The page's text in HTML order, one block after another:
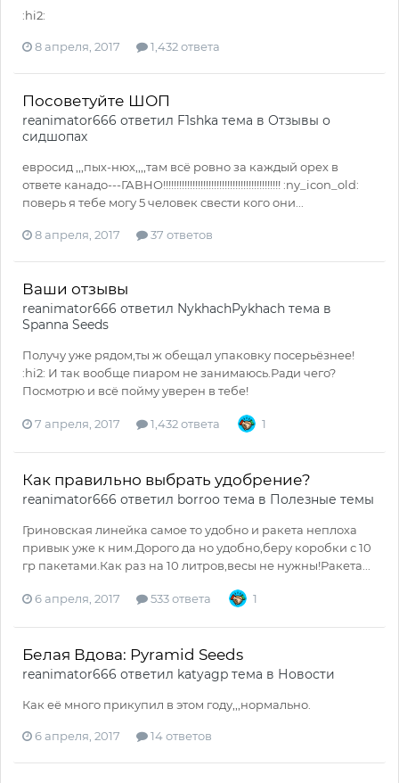
:hi2:
8 апреля, 2017 1,432 ответа
Посоветуйте ШОП
reanimator666 ответил F1shka тема в Отзывы о
сидшопах
евросид ,,,пых-нюх,,,,там всё ровно за каждый орех в
ответе канадо---ГАВНО!!!!!!!!!!!!!!!!!!!!!!!!!!!!!!!!!!!!!!!!!!!! :ny_icon_old:
поверь я тебе могу 5 человек свести кого они...
8 апреля, 2017 37 ответов
Ваши отзывы
reanimator666 ответил NykhachPykhach тема в
Spanna Seeds
Получу уже рядом,ты ж обещал упаковку посерьёзнее!
:hi2: И так вообще пиаром не занимаюсь.Ради чего?
Посмотрю и всё пойму уверен в тебе!
7 апреля, 2017 1,432 ответа 1
Как правильно выбрать удобрение?
reanimator666 ответил borroo тема в Полезные темы
Гриновская линейка самое то удобно и ракета неплоха
привык уже к ним.Дорого да но удобно,беру коробки с 10
гр пакетами.Как раз на 10 литров,весы не нужны!Ракета...
6 апреля, 2017 533 ответа 1
Белая Вдова: Pyramid Seeds
reanimator666 ответил katyagp тема в Новости
Как её много прикупил в этом году,,,нормально.
6 апреля, 2017 14 ответов